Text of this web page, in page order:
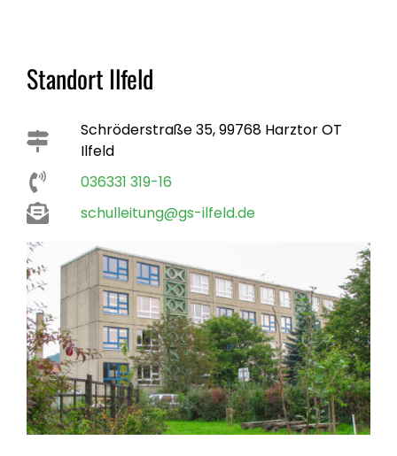
Standort Ilfeld
Schröderstraße 35, 99768 Harztor OT
Ilfeld
036331 319-16
schulleitung@gs-ilfeld.de